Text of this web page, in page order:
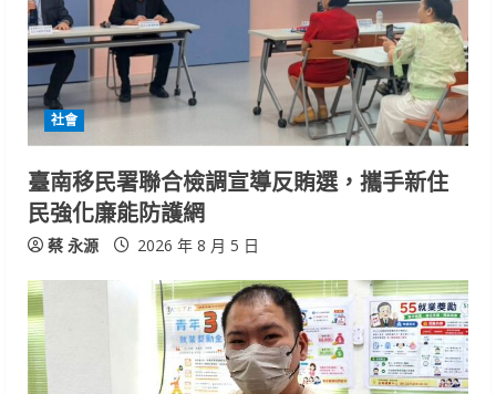
e
a
d
i
n
g
社會
臺南移民署聯合檢調宣導反賄選，攜手新住
民強化廉能防護網
蔡 永源 2026 年 8 月 5 日